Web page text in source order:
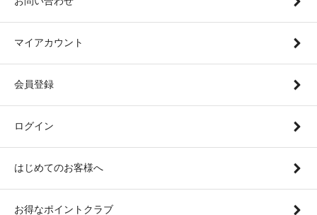
マイアカウント
会員登録
ログイン
はじめてのお客様へ
お得なポイントクラブ